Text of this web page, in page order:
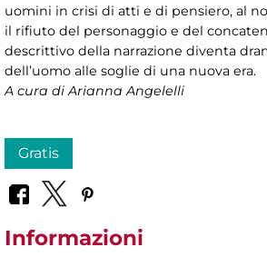
uomini in crisi di atti e di pensiero, al
il rifiuto del personaggio e del
descrittivo della narrazione diventa
dell’uomo alle soglie di una nuova era.
A cura di Arianna Angelelli
Gratis
Informazioni